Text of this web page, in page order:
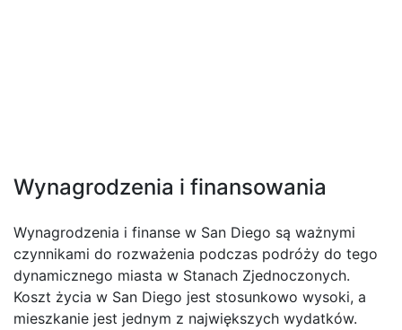
Wynagrodzenia i finansowania
Wynagrodzenia i finanse w San Diego są ważnymi
czynnikami do rozważenia podczas podróży do tego
dynamicznego miasta w Stanach Zjednoczonych.
Koszt życia w San Diego jest stosunkowo wysoki, a
mieszkanie jest jednym z największych wydatków.